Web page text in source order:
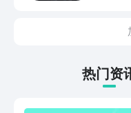
接就
打发无
热门资